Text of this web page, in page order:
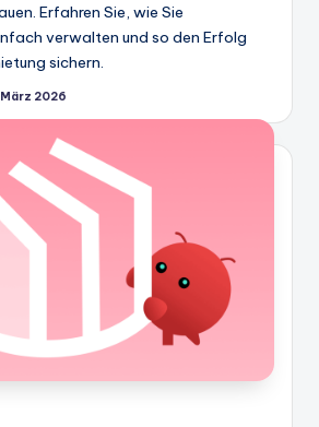
Erfahren Sie, wie Sie
verwalten und so den Erfolg
sichern.
März 2026